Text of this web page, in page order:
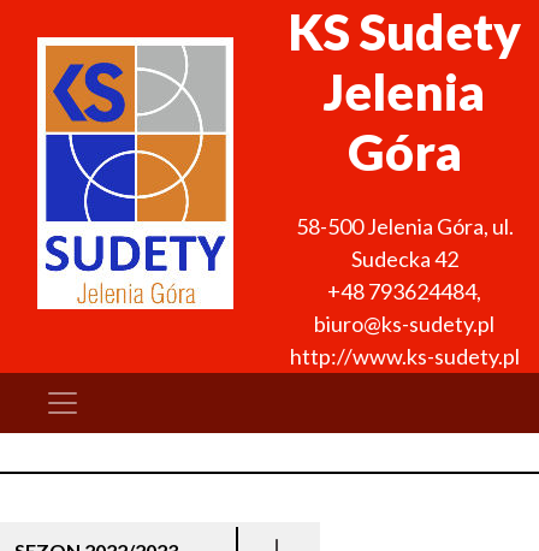
KS Sudety
Jelenia
Góra
58-500 Jelenia Góra, ul.
Sudecka 42
+48 793624484,
biuro@ks-sudety.pl
http://www.ks-sudety.pl